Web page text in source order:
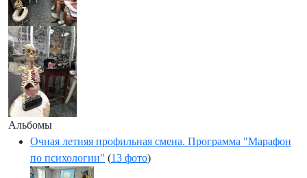
Альбомы
Очная летняя профильная смена. Программа "Марафон
по психологии" (13 фото)